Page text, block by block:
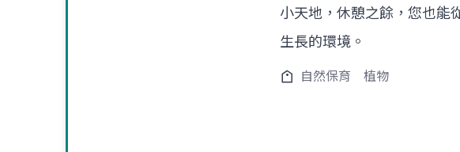
小天地，休憩之餘，您也能
生長的環境。
自然保育 植物